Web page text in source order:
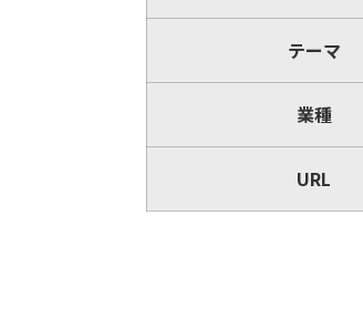
テーマ
業種
URL